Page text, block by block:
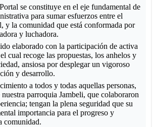
se constituye en el eje fundamental de
para sumar esfuerzos entre el
y la comunidad que está conformada por
y luchadora.
elaborado con la participación de activa
cual recoge las propuestas, los anhelos y
ansiosa por desplegar un vigoroso
y desarrollo.
a todos y todas aquellas personas,
parroquia Jambeli, que colaboraron
tengan la plena seguridad que su
importancia para el progreso y
comunidad.